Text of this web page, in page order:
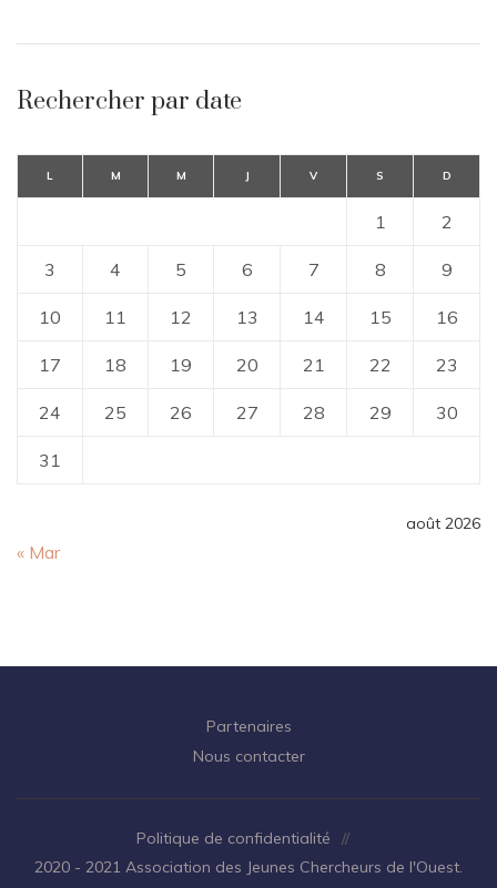
Rechercher par date
août 2026
L M M J V S D
1 2
3 4 5 6 7 8 9
10 11 12 13 14 15 16
17 18 19 20 21 22 23
24 25 26 27 28 29 30
31
« Mar
Partenaires
Nous contacter
Politique de confidentialité
//
2020 - 2021 Association des Jeunes Chercheurs de l'Ouest.